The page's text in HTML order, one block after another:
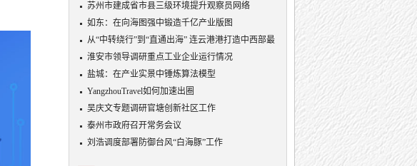
苏州市建成省市县三级环境提升观察员网络
如东：在向海图强中锻造千亿产业版图
从“中转绕行”到“直通出海” 连云港港打造中西部最
优出海口
淮安市领导调研重点工业企业运行情况
盐城：在产业实景中锤炼算法模型
YangzhouTravel如何加速出圈
吴庆文专题调研官塘创新社区工作
泰州市政府召开常务会议
刘浩调度部署防御台风“白海豚”工作